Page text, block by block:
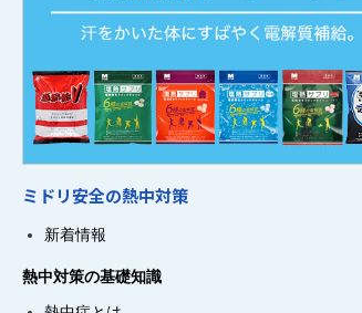
ミドリ安全の熱中対策
新着情報
熱中対策の基礎知識